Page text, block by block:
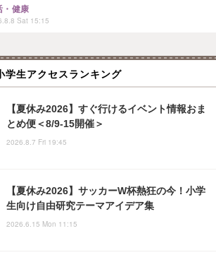
・健康
Sat 15:15
学生アクセスランキング
【夏休み2026】すぐ行けるイベント情報おま
とめ便＜8/9-15開催＞
2026.8.7 Fri 19:45
【夏休み2026】サッカーW杯熱狂の今！小学
生向け自由研究テーマアイデア集
2026.6.15 Mon 11:15